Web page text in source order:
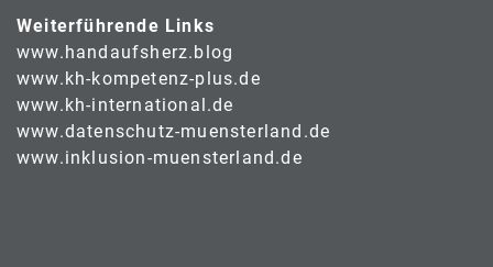
Weiterführende Links
www.handaufsherz.blog
www.kh-kompetenz-plus.de
www.kh-international.de
www.datenschutz-muensterland.de
www.inklusion-muensterland.de